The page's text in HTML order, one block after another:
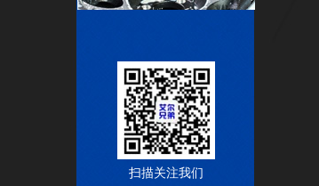
扫描关注我们